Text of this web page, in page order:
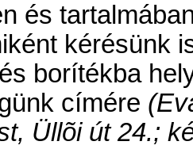
és
kérésünk
borítékba
címére
Üllõi út 24.;